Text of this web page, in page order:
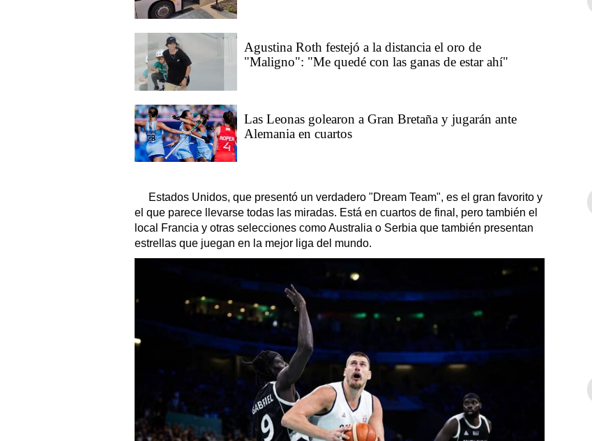
Agustina Roth festejó a la distancia el oro de
"Maligno": "Me quedé con las ganas de estar ahí"
Las Leonas golearon a Gran Bretaña y jugarán ante
Alemania en cuartos
Estados Unidos, que presentó un verdadero "Dream Team", es el gran favorito y
el que parece llevarse todas las miradas. Está en cuartos de final, pero también el
local Francia y otras selecciones como Australia o Serbia que también presentan
estrellas que juegan en la mejor liga del mundo.